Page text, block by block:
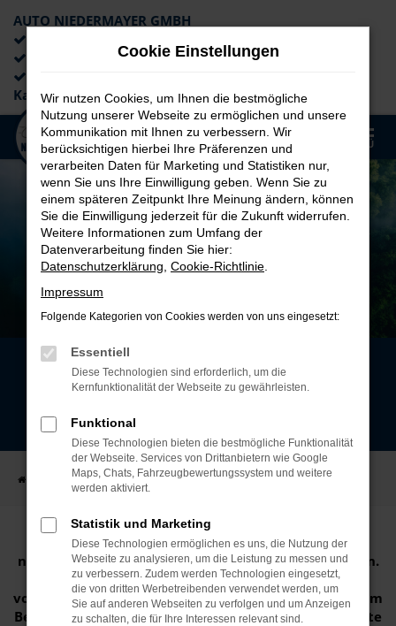
Zum
Hauptinhalt
springen
AUTO NIEDERMAYER GMBH
Lieferung an die Haustür
Kaufabwicklung
MENÜ
NACHHALTIGKEIT
Startseite UNTERNEHMEN Nachhaltigkeit
Die Auto Niedermayer GmbH engagiert sich für
nachhaltiges und verantwortungsvolles Wirtschaften.
Wir verpflichten uns zur Einhaltung der
vorgeschriebenen Nachhaltigkeitsstandards. In diesem
Bericht legen wir unsere Maßnahmen und Fortschritte
Cookie Einstellungen
Wir nutzen Cookies, um Ihnen die bestmögliche
Nutzung unserer Webseite zu ermöglichen und unsere
Kommunikation mit Ihnen zu verbessern. Wir
berücksichtigen hierbei Ihre Präferenzen und
verarbeiten Daten für Marketing und Statistiken nur,
wenn Sie uns Ihre Einwilligung geben. Wenn Sie zu
einem späteren Zeitpunkt Ihre Meinung ändern, können
Sie die Einwilligung jederzeit für die Zukunft widerrufen.
Weitere Informationen zum Umfang der
Datenverarbeitung finden Sie hier:
Datenschutzerklärung Cookie-Richtlinie
Impressum
Folgende Kategorien von Cookies werden von uns eingesetzt:
Essentiell
Diese Technologien sind erforderlich, um die
Kernfunktionalität der Webseite zu gewährleisten.
Funktional
Diese Technologien bieten die bestmögliche Funktionalität
der Webseite. Services von Drittanbietern wie Google
Maps, Chats, Fahrzeugbewertungssystem und weitere
werden aktiviert.
Statistik und Marketing
Diese Technologien ermöglichen es uns, die Nutzung der
Webseite zu analysieren, um die Leistung zu messen und
zu verbessern. Zudem werden Technologien eingesetzt,
die von dritten Werbetreibenden verwendet werden, um
Sie auf anderen Webseiten zu verfolgen und um Anzeigen
zu schalten, die für Ihre Interessen relevant sind.